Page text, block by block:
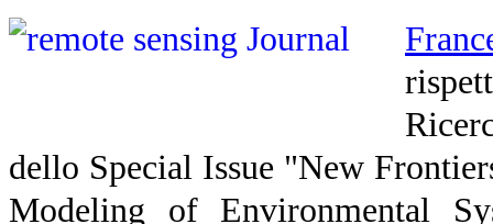
dello Special Issue "New
Modeling of Environmental